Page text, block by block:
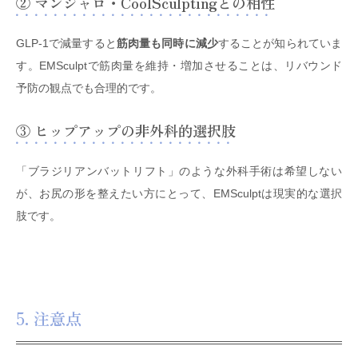
GLP-1で減量すると筋肉量も同時に減少することが知られていま
す。EMSculptで筋肉量を維持・増加させることは、リバウンド
予防の観点でも合理的です。
③ ヒップアップの非外科的選択肢
「ブラジリアンバットリフト」のような外科手術は希望しない
が、お尻の形を整えたい方にとって、EMSculptは現実的な選択
肢です。
5. 注意点